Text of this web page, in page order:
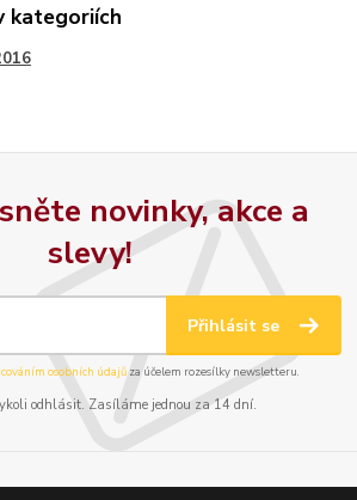
kategoriích
novinky, akce a
slevy!
Přihlásit se
osobních údajůza účelem rozesílky newsletteru.
odhlásit. Zasíláme jednou za 14 dní.